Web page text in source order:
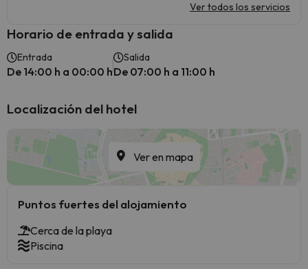
Ver todos los servicios
Horario de entrada y salida
Entrada
De 14:00 h a 00:00 h
Salida
De 07:00 h a 11:00 h
Localización del hotel
Ver en mapa
Puntos fuertes del alojamiento
Cerca de la playa
Piscina